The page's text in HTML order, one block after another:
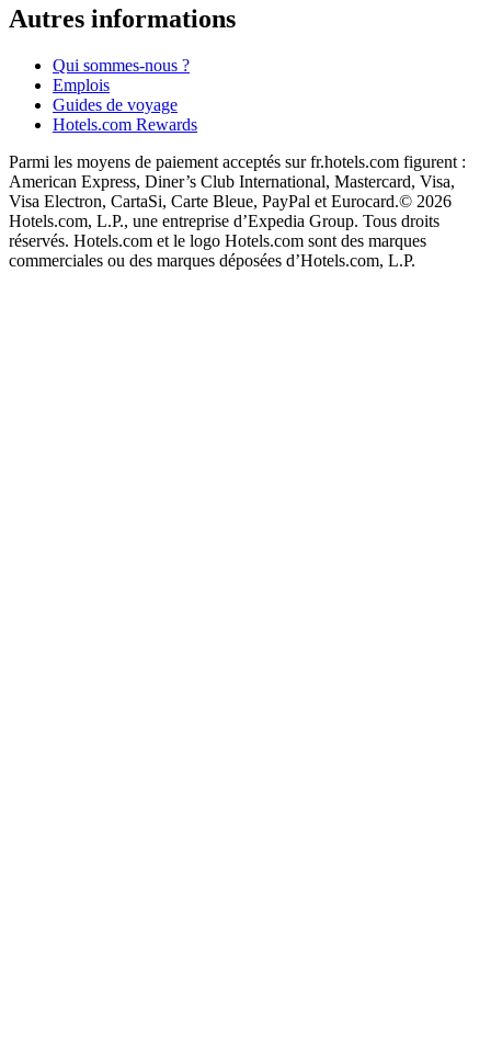
Autres informations
Qui sommes-nous ?
Emplois
Guides de voyage
Hotels.com Rewards
Parmi les moyens de paiement acceptés sur fr.hotels.com figurent :
American Express, Diner’s Club International, Mastercard, Visa,
Visa Electron, CartaSi, Carte Bleue, PayPal et Eurocard.© 2026
Hotels.com, L.P., une entreprise d’Expedia Group. Tous droits
réservés. Hotels.com et le logo Hotels.com sont des marques
commerciales ou des marques déposées d’Hotels.com, L.P.